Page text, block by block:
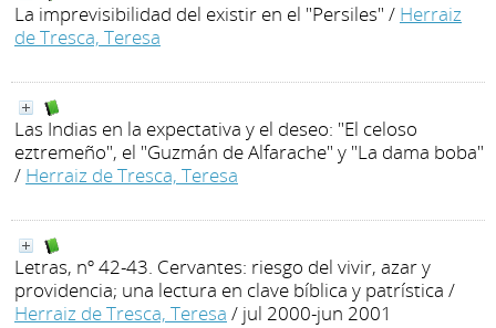
La imprevisibilidad del existir en el "Persiles" / Herraiz
de Tresca, Teresa
Las Indias en la expectativa y el deseo: "El celoso
eztremeño", el "Guzmán de Alfarache" y "La dama boba"
/ Herraiz de Tresca, Teresa
Letras, nº 42-43. Cervantes: riesgo del vivir, azar y
providencia; una lectura en clave bíblica y patrística /
Herraiz de Tresca, Teresa / jul 2000-jun 2001